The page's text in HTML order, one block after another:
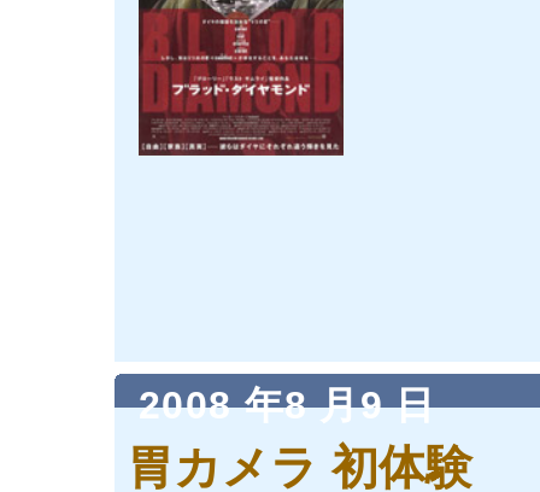
2008 年8 月9 日
胃カメラ 初体験